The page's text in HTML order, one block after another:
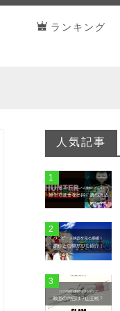
ランキング
人気記事
1
2
3